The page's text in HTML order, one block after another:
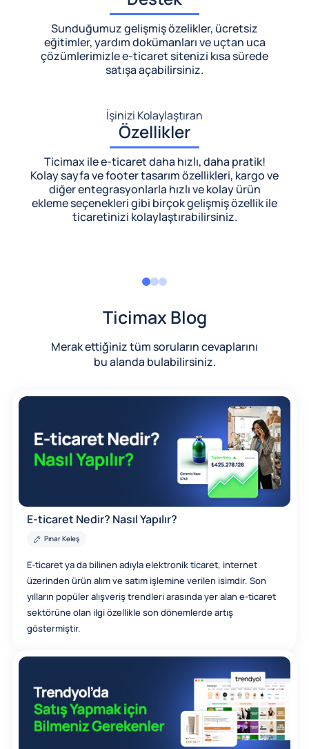
Sunduğumuz gelişmiş özelikler, ücretsiz
eğitimler, yardım dokümanları ve uçtan uca
çözümlerimizlee-ticaret sitenizi kısa sürede
satışa açabilirsiniz.
İşinizi Kolaylaştıran
Özellikler
Ticimax ile e-ticaret daha hızlı, daha pratik!
Kolay sayfa ve footer tasarım özellikleri, kargo ve
diğer entegrasyonlarla hızlı ve kolay ürün
ekleme seçenekleri gibi birçok gelişmiş özellik ile
ticaretinizi kolaylaştırabilirsiniz.
Ticimax Blog
Merak ettiğiniz tüm soruların cevaplarını
bu alanda bulabilirsiniz.
E-ticaret Nedir? Nasıl Yapılır?
Pınar Keleş
E-ticaret ya da bilinen adıyla elektronik ticaret, internet
üzerinden ürün alım ve satım işlemine verilen isimdir. Son
yılların popüler alışveriş trendleri arasında yer alan e-ticaret
sektörüne olan ilgi özellikle son dönemlerde artış
göstermiştir.